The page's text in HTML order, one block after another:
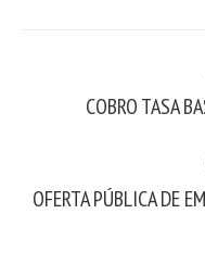
COBRO TASA
OFERTA PÚBLICA DE